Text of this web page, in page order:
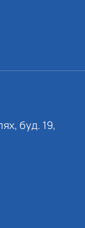
буд. 19,